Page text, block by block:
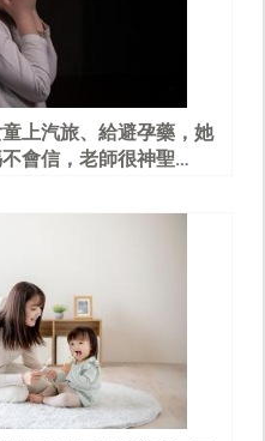
上汽旅、給避孕藥，她
會信，老師很神聖…